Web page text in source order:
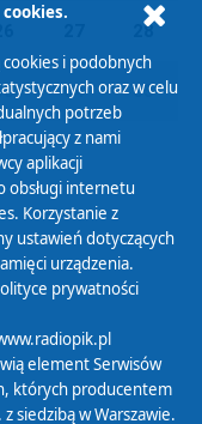
28
04 05
i podobnych
oraz w celu
potrzeb
z nami
aplikacji
obsługi internetu
Korzystanie z
ustawień dotyczących
urządzenia.
prywatności
element Serwisów
których producentem
siedzibą w Warszawie.